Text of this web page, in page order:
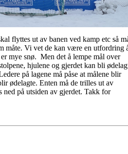
flyttes ut av banen ved kamp etc så
måte. Vi vet de kan være en utfordring
mye snø. Men det å lempe mål over
hjulene og gjerdet kan bli
på lagene må påse at målene blir
ødelagte. Enten må de trilles ut av
ned på utsiden av gjerdet. Takk for